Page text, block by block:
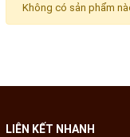
Không có sản phẩm
LIÊN KẾT NHANH